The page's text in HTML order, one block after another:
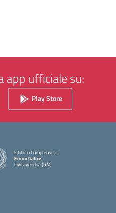
app ufficiale su:
Play Store
Istituto Comprensivo
Ennio Galice
Civitavecchia (RM)